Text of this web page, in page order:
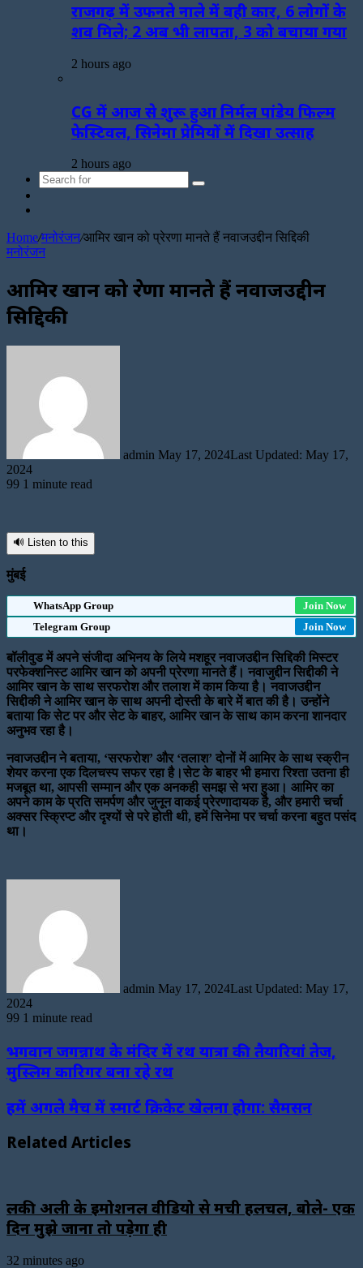
राजगढ़ में उफनते नाले में बही कार, 6 लोगों के
शव मिले; 2 अब भी लापता, 3 को बचाया गया
2 hours ago
CG में आज से शुरू हुआ निर्मल पांडेय फिल्म
फेस्टिवल, सिनेमा प्रेमियों में दिखा उत्साह
2 hours ago
Search
Home/मनोरंजन/आमिर खान को प्रेरणा मानते हैं नवाजउद्दीन सिद्दिकी
मनोरंजन
आमिर खान को प्रेरणा मानते हैं नवाजउद्दीन
सिद्दिकी
admin May 17, 2024Last Updated: May 17,
2024
99 1 minute read
🔊 Listen to this
मुंबई
WhatsApp Group
Join Now
Telegram Group
Join Now
बॉलीवुड में अपने संजीदा अभिनय के लिये मशहूर नवाजउद्दीन सिद्दिकी मिस्टर
परफेक्शनिस्ट आमिर खान को अपनी प्रेरणा मानते हैं। नवाजुद्दीन सिद्दीकी ने
आमिर खान के साथ सरफरोश और तलाश में काम किया है। नवाजउद्दीन
सिद्दीकी ने आमिर खान के साथ अपनी दोस्ती के बारे में बात की है। उन्होंने
बताया कि सेट पर और सेट के बाहर, आमिर खान के साथ काम करना शानदार
अनुभव रहा है।
नवाजउद्दीन ने बताया, ‘सरफरोश’ और ‘तलाश’ दोनों में आमिर के साथ स्क्रीन
शेयर करना एक दिलचस्प सफर रहा है।सेट के बाहर भी हमारा रिश्ता उतना ही
मजबूत था, आपसी सम्मान और एक अनकही समझ से भरा हुआ। आमिर का
अपने काम के प्रति समर्पण और जुनून वाकई प्रेरणादायक है, और हमारी चर्चा
अक्सर स्क्रिप्ट और दृश्यों से परे होती थी, हमें सिनेमा पर चर्चा करना बहुत पसंद
था।
admin May 17, 2024Last Updated: May 17,
2024
99 1 minute read
भगवान जगन्नाथ के मंदिर में रथ यात्रा की तैयारियां तेज,
मुस्लिम कारिगर बना रहे रथ
हमें अगले मैच में स्मार्ट क्रिकेट खेलना होगा: सैमसन
Related Articles
लकी अली के इमोशनल वीडियो से मची हलचल, बोले- एक
दिन मुझे जाना तो पड़ेगा ही
32 minutes ago